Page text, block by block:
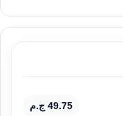
49.75 ج.م